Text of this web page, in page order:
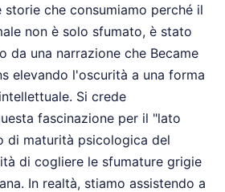
storie che consumiamo perché il
non è solo sfumato, è stato
da una narrazione che Became
elevando l'oscurità a una forma
Si crede
fascinazione per il "lato
di maturità psicologica del
di cogliere le sfumature grigie
In realtà, stiamo assistendo a